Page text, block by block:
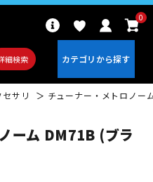
細検索
0
サリ チューナー・メトロノー
ーム DM71B (ブラ